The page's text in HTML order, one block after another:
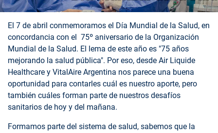
El 7 de abril conmemoramos el Día Mundial de la Salud, en
concordancia con el 75º aniversario de la Organización
Mundial de la Salud. El lema de este año es "75 años
mejorando la salud pública". Por eso, desde Air Liquide
Healthcare y VitalAire Argentina nos parece una buena
oportunidad para contarles cuál es nuestro aporte, pero
también cuáles forman parte de nuestros desafíos
sanitarios de hoy y del mañana.
Formamos parte del sistema de salud, sabemos que la